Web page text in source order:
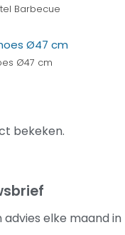
Barbecue
Ø47 cm
bekeken.
advies elke maand in